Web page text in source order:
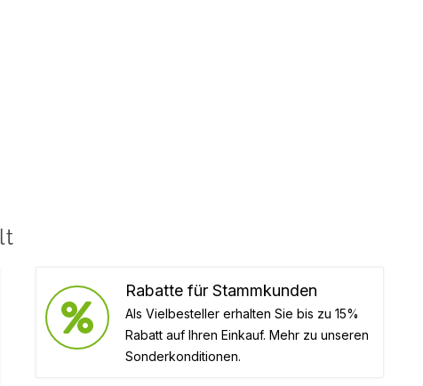
Rabatte für Stammkunden
Als Vielbesteller erhalten Sie bis zu 15%
Rabatt auf Ihren Einkauf. Mehr zu unseren
Sonderkonditionen.